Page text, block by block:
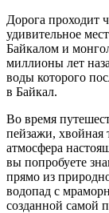
Дорога проходит
удивительное
Байкалом и
миллионы лет
воды которого
в Байкал.
Во время
пейзажи, хвойная
атмосфера
вы попробуете
прямо из
водопад с
созданной самой